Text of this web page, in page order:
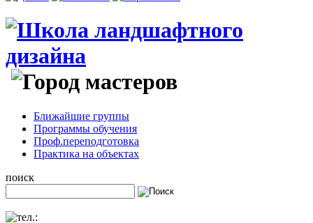
Ближайшие группы
Программы обучения
Проф.переподготовка
Практика на объектах
поиск